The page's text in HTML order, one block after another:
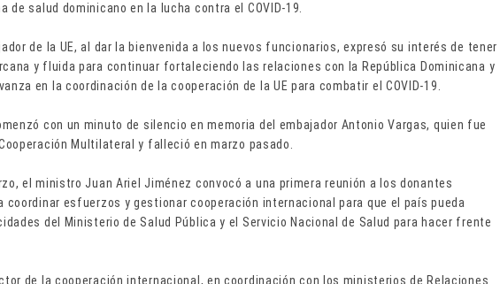
de salud dominicano en la lucha contra el COVID-19.
de la UE, al dar la bienvenida a los nuevos funcionarios, expresó su interés de tener
y fluida para continuar fortaleciendo las relaciones con la República Dominicana y
en la coordinación de la cooperación de la UE para combatir el COVID-19.
con un minuto de silencio en memoria del embajador Antonio Vargas, quien fue
Multilateral y falleció en marzo pasado.
el ministro Juan Ariel Jiménez convocó a una primera reunión a los donantes
coordinar esfuerzos y gestionar cooperación internacional para que el país pueda
del Ministerio de Salud Pública y el Servicio Nacional de Salud para hacer frente
de la cooperación internacional, en coordinación con los ministerios de Relaciones